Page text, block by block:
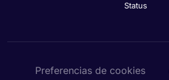
Status
Preferencias de cookies